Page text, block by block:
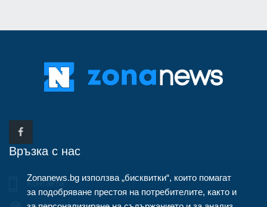
Връзка с нас
Контакти
Zonanews.bg използва „бисквитки“, които помагат
за подобряване престоя на потребителите, както и